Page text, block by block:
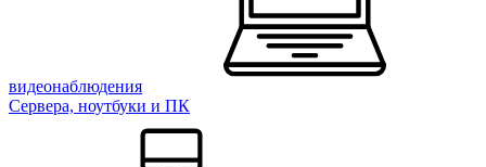
видеонаблюдения
Сервера, ноутбуки и ПК